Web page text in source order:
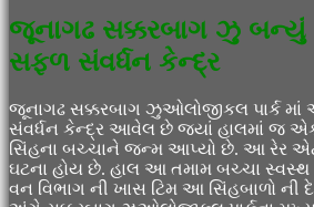
જૂનાગઢ સક્કરબાગ ઝુ બન્યું
સફળ સંવર્ધન કેન્દ્ર
જૂનાગઢ સક્કરબાગ ઝુઓલોજીકલ પાર્ક માં
સંવર્ધન કેન્દ્ર આવેલ છે જ્યાં હાલમાં જ
સિંહના બચ્ચાને જન્મ આપ્યો છે. આ રેર
ઘટના હોય છે. હાલ આ તમામ બચ્ચા
વન વિભાગ ની ખાસ ટિમ આ સિંહબાળો ની